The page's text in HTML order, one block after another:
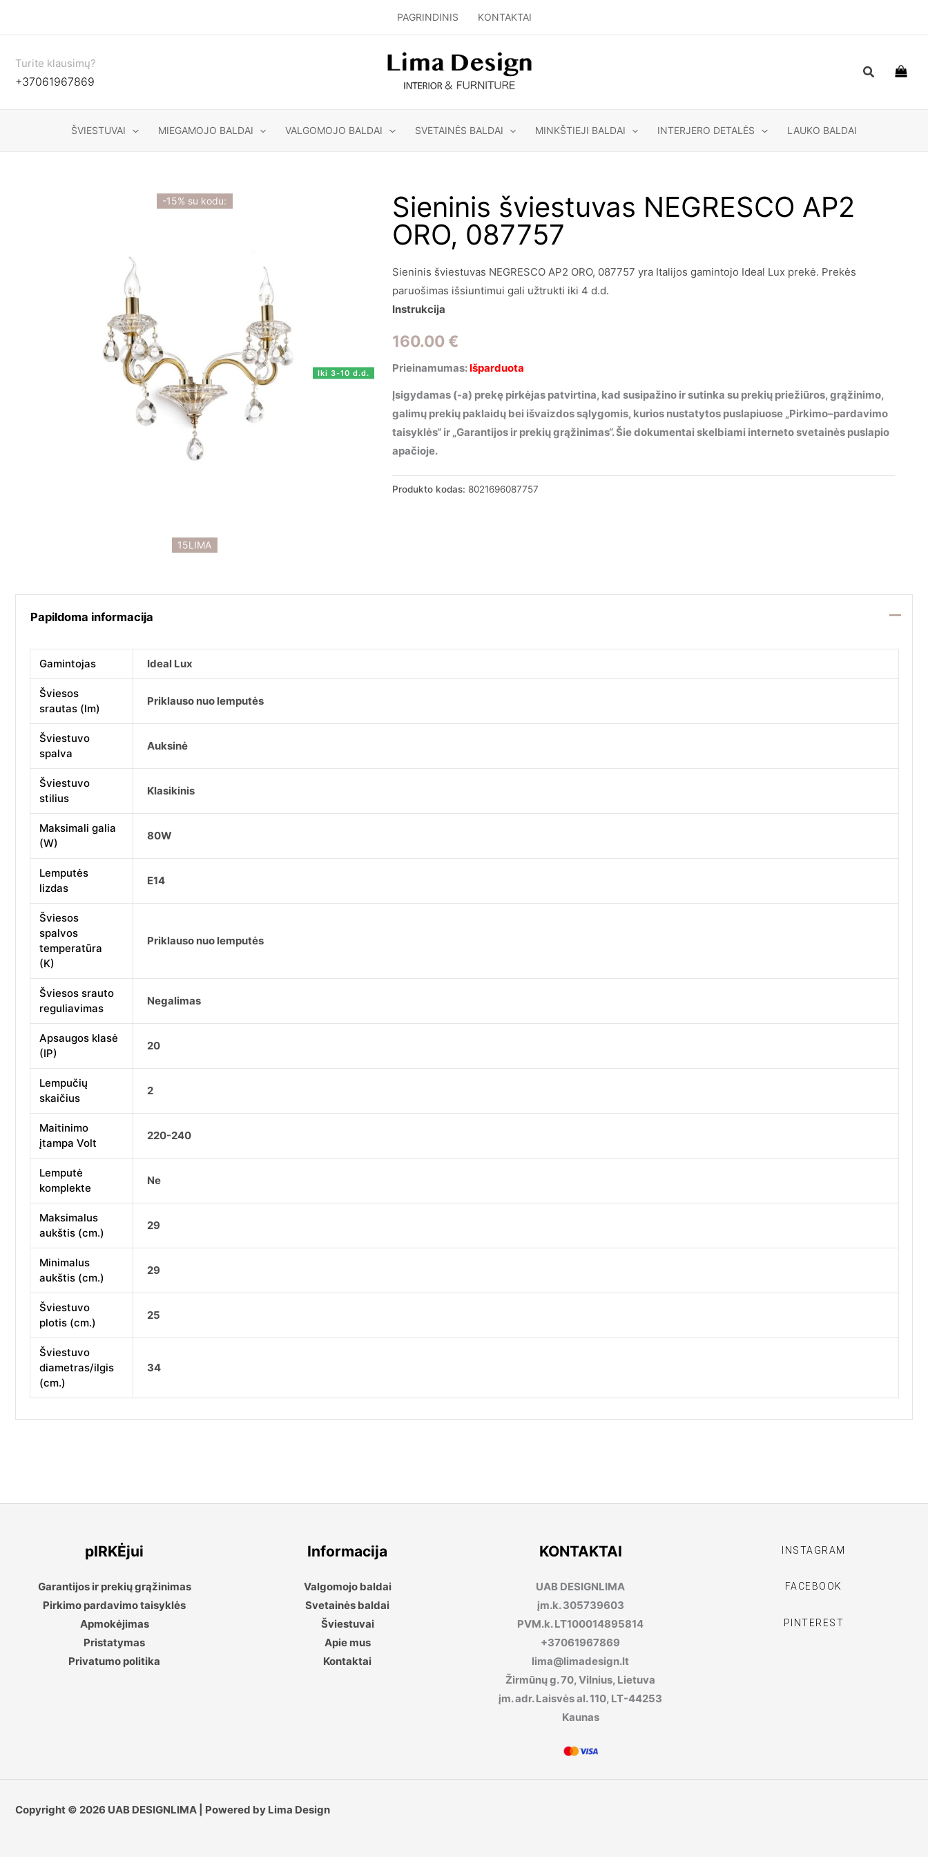
PAGRINDINIS KONTAKTAI
Turite klausimų?
+37061967869
Paieška
ŠVIESTUVAI MIEGAMOJO BALDAI VALGOMOJO BALDAI SVETAINĖS BALDAI MINKŠTIEJI BALDAI INTERJERO DETALĖS LAUKO BALDAI
15LIMA
-15% su kodu:
Iki 3-10 d.d.
Sieninis šviestuvas NEGRESCO AP2
ORO, 087757
Sieninis šviestuvas NEGRESCO AP2 ORO, 087757 yra Italijos gamintojo Ideal Lux prekė. Prekės
paruošimas išsiuntimui gali užtrukti iki 4 d.d.
Instrukcija
160.00 €
Prieinamumas: Išparduota
Įsigydamas (-a) prekę pirkėjas patvirtina, kad susipažino ir sutinka su prekių priežiūros, grąžinimo,
galimų prekių paklaidų bei išvaizdos sąlygomis, kurios nustatytos puslapiuose „Pirkimo–pardavimo
taisyklės“ ir „Garantijos ir prekių grąžinimas“. Šie dokumentai skelbiami interneto svetainės puslapio
apačioje.
Produkto kodas: 8021696087757
Papildoma informacija
Gamintojas Ideal Lux
Šviesos
srautas (lm)
Priklauso nuo lemputės
Šviestuvo
spalva
Auksinė
Šviestuvo
stilius
Klasikinis
Maksimali galia
(W)
80W
Lemputės
lizdas
E14
Šviesos
spalvos
temperatūra
(K)
Priklauso nuo lemputės
Šviesos srauto
reguliavimas
Negalimas
Apsaugos klasė
(IP)
20
Lempučių
skaičius
2
Maitinimo
įtampa Volt
220-240
Lemputė
komplekte
Ne
Maksimalus
aukštis (cm.)
29
Minimalus
aukštis (cm.)
29
Šviestuvo
plotis (cm.)
25
Šviestuvo
diametras/ilgis
(cm.)
34
pIRKĖjui
Garantijos ir prekių grąžinimas
Pirkimo pardavimo taisyklės
Apmokėjimas
Pristatymas
Privatumo politika
Informacija
Valgomojo baldai
Svetainės baldai
Šviestuvai
Apie mus
Kontaktai
KONTAKTAI
UAB DESIGNLIMA
įm.k. 305739603
PVM.k. LT100014895814
+37061967869
lima@limadesign.lt
Žirmūnų g. 70, Vilnius, Lietuva
įm. adr. Laisvės al. 110, LT-44253
Kaunas
INSTAGRAM
FACEBOOK
PINTEREST
Copyright © 2026 UAB DESIGNLIMA | Powered by Lima Design